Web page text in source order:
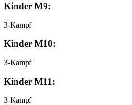
Kinder M9:
3-Kampf
Kinder M10:
3-Kampf
Kinder M11:
3-Kampf